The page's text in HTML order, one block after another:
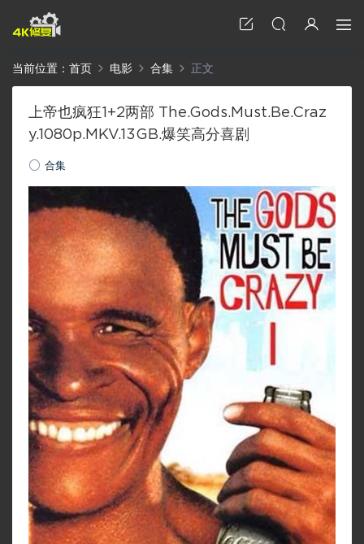
当前位置： 首页 电影 合集 正文
上帝也疯狂1+2两部 The.Gods.Must.Be.Craz
y.1080p.MKV.13GB.爆笑高分喜剧
合集